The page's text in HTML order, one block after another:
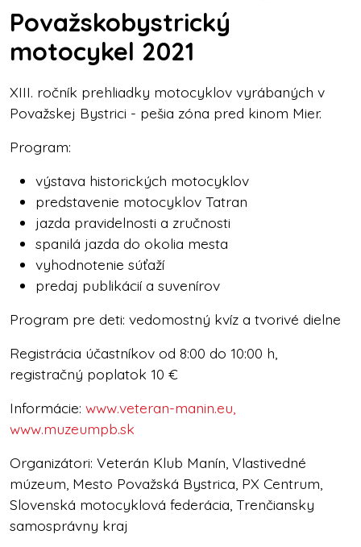
Považskobystrický
motocykel 2021
XIII. ročník prehliadky motocyklov vyrábaných v
Považskej Bystrici - pešia zóna pred kinom Mier.
Program:
výstava historických motocyklov
predstavenie motocyklov Tatran
jazda pravidelnosti a zručnosti
spanilá jazda do okolia mesta
vyhodnotenie súťaží
predaj publikácií a suvenírov
Program pre deti: vedomostný kvíz a tvorivé dielne
Registrácia účastníkov od 8:00 do 10:00 h,
registračný poplatok 10 €
Informácie: www.veteran-manin.eu,
www.muzeumpb.sk
Organizátori: Veterán Klub Manín, Vlastivedné
múzeum, Mesto Považská Bystrica, PX Centrum,
Slovenská motocyklová federácia, Trenčiansky
samosprávny kraj